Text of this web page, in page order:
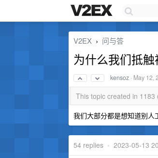
V2EX › 问与答
为什么我们抵触
kensoz · May 12,
This topic created in
我们大部分都是想知道别人
54 replies • 2023-05-13